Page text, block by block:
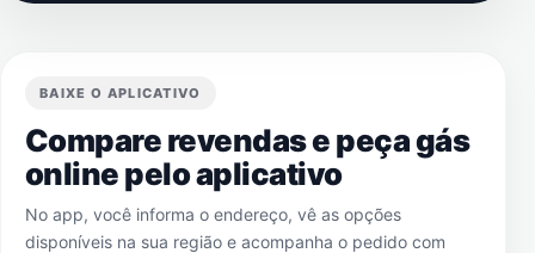
BAIXE O APLICATIVO
Compare revendas e peça gás
online pelo aplicativo
No app, você informa o endereço, vê as opções
disponíveis na sua região e acompanha o pedido com